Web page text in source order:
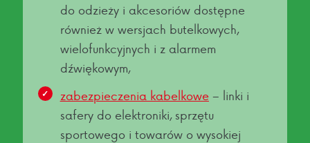
do odzieży i akcesoriów dostępne
również w wersjach butelkowych,
wielofunkcyjnych i z alarmem
dźwiękowym,
zabezpieczenia kabelkowe– linki i
safery do elektroniki, sprzętu
sportowego i towarów o wysokiej